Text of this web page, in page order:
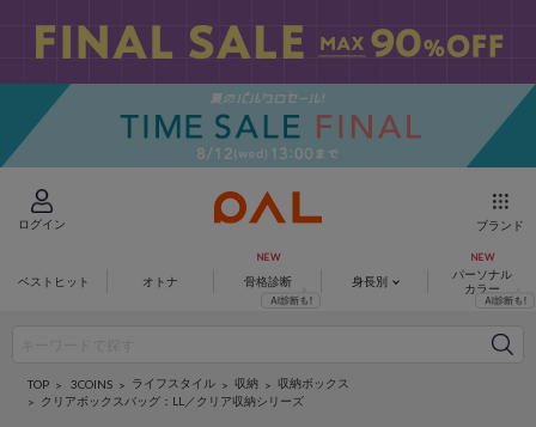
ログイン ブランド
ベストヒット オトナ 骨格診断 身長別
パーソナル
カラー
TOP 3COINS ライフスタイル 収納
収納ボックス
クリアボックスバッグ：LL／クリア収納シリーズ